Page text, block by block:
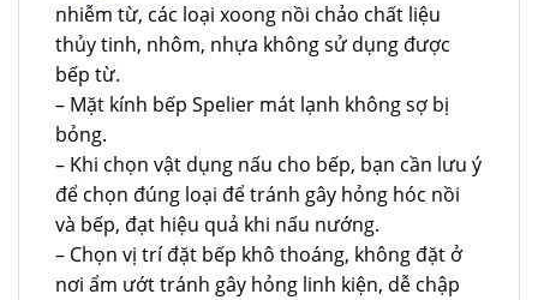
nhiễm từ, các loại xoong nồi chảo chất liệu
thủy tinh, nhôm, nhựa không sử dụng được
bếp từ.
– Mặt kính bếp Spelier mát lạnh không sợ bị
bỏng.
– Khi chọn vật dụng nấu cho bếp, bạn cần lưu ý
để chọn đúng loại để tránh gây hỏng hóc nồi
và bếp, đạt hiệu quả khi nấu nướng.
– Chọn vị trí đặt bếp khô thoáng, không đặt ở
nơi ẩm ướt tránh gây hỏng linh kiện, dễ chập